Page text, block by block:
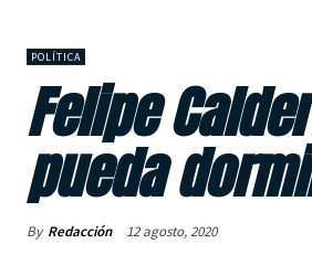
POLÍTICA
Felipe
pueda
By Redacción 12 agosto, 2020